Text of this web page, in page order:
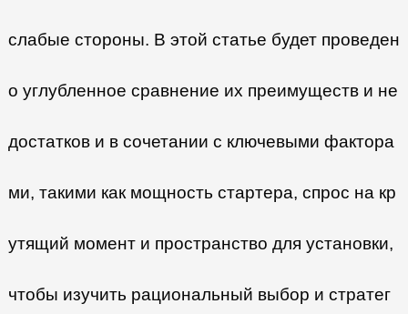
слабые стороны. В этой статье будет проведен
о углубленное сравнение их преимуществ и не
достатков и в сочетании с ключевыми фактора
ми, такими как мощность стартера, спрос на кр
утящий момент и пространство для установки,
чтобы изучить рациональный выбор и стратег